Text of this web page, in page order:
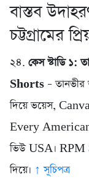
বাস্তব
চট্টগ্রামের
২৪. কেস স্টাডি ১:
Shorts –
দিয়ে ভয়েস,
Every American
ভিউ USA। RPM
দিয়ে। ↑ সূচিপত্র